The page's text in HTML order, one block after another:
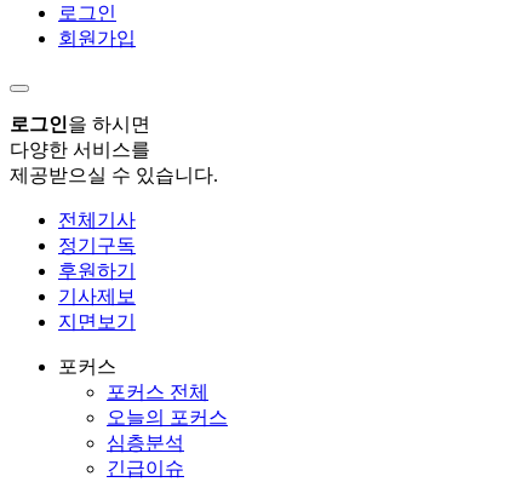
로그인
회원가입
로그인을 하시면
다양한 서비스를
제공받으실 수 있습니다.
전체기사
정기구독
후원하기
기사제보
지면보기
포커스
포커스 전체
오늘의 포커스
심층분석
긴급이슈